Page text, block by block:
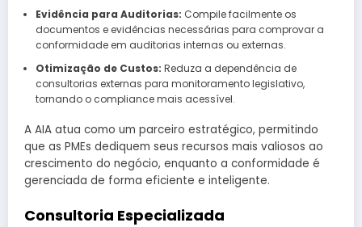
Evidência para Auditorias: Compile facilmente os
documentos e evidências necessárias para comprovar a
conformidade em auditorias internas ou externas.
Otimização de Custos: Reduza a dependência de
consultorias externas para monitoramento legislativo,
tornando o compliance mais acessível.
A AIA atua como um parceiro estratégico, permitindo
que as PMEs dediquem seus recursos mais valiosos ao
crescimento do negócio, enquanto a conformidade é
gerenciada de forma eficiente e inteligente.
Consultoria Especializada